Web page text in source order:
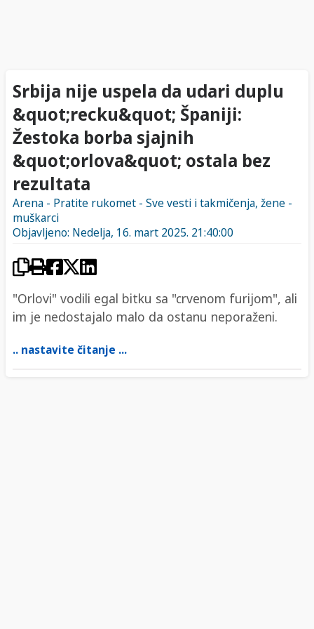
Srbija nije uspela da udari duplu
&quot;recku&quot; Španiji:
Žestoka borba sjajnih
&quot;orlova&quot; ostala bez
rezultata
Arena - Pratite rukomet - Sve vesti i takmičenja, žene -
muškarci
Objavljeno: Nedelja, 16. mart 2025. 21:40:00
"Orlovi" vodili egal bitku sa "crvenom furijom", ali
im je nedostajalo malo da ostanu neporaženi.
.. nastavite čitanje ...